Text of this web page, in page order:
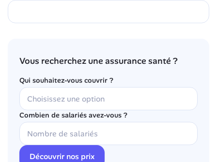
Vous recherchez une assurance santé ?
Qui souhaitez-vous couvrir ?
Combien de salariés avez-vous ?
Découvrir nos prix